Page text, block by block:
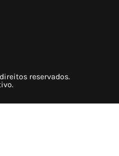
reservados.